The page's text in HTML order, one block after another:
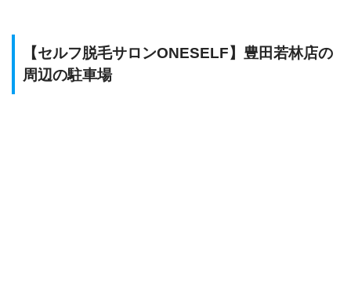
【セルフ脱毛サロンONESELF】豊田若林店の
周辺の駐車場